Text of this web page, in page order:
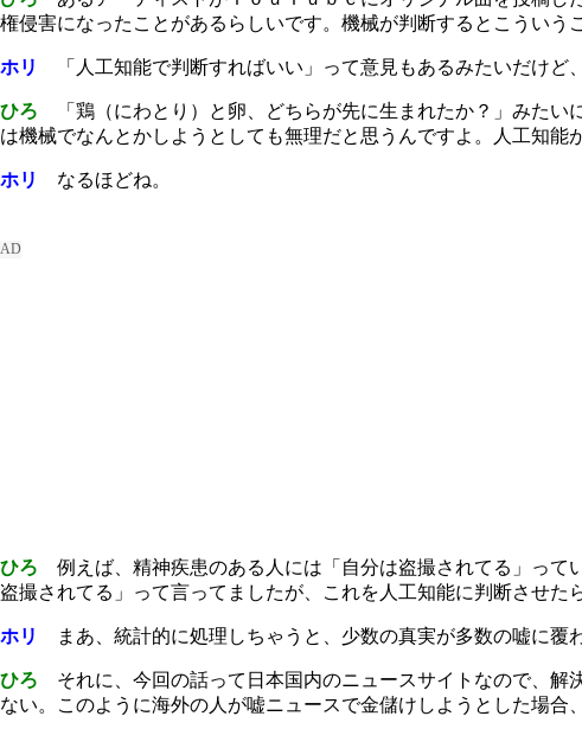
権侵害になったことがあるらしいです。機械が判断するとこういう
ホリ 「人工知能で判断すればいい」って意見もあるみたいだけど
ひろ 「鶏（にわとり）と卵、どちらが先に生まれたか？」みたい
は機械でなんとかしようとしても無理だと思うんですよ。人工知能
ホリ なるほどね。
ひろ 例えば、精神疾患のある人には「自分は盗撮されてる」って
盗撮されてる」って言ってましたが、これを人工知能に判断させ
ホリ まあ、統計的に処理しちゃうと、少数の真実が多数の嘘に覆
ひろ それに、今回の話って日本国内のニュースサイトなので、解
ない。このように海外の人が嘘ニュースで金儲けしようとした場合